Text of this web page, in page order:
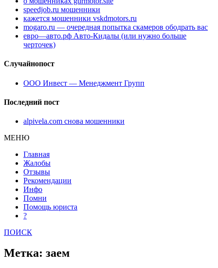
speedjob.ru мошенники
кажется мошенники vskdmotors.ru
mogaro.ru — очередная попытка скамеров ободрать вас
евро—авто.рф Авто-Кидалы (или нужно больше
черточек)
Случайнопост
ООО Инвест — Менеджмент Групп
Последний пост
alpivela.com снова мошенники
МЕНЮ
Главная
Жалобы
Отзывы
Рекомендации
Инфо
Помни
Помощь юриста
?
ПОИСК
Метка: заем